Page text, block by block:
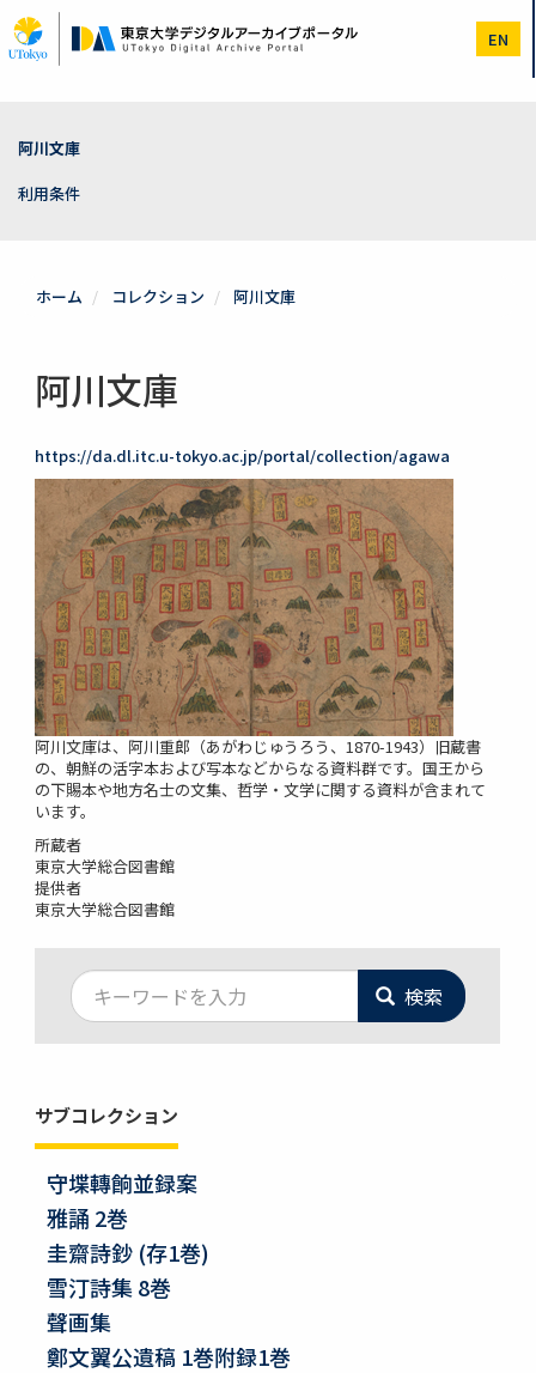
イ
ン
EN
阿川文庫
利用条件
ホーム コレクション 阿川文庫
阿川文庫
https://da.dl.itc.u-tokyo.ac.jp/portal/collection/agawa
阿川文庫は、阿川重郎（あがわじゅうろう、1870-1943）旧蔵書
の、朝鮮の活字本および写本などからなる資料群です。国王から
の下賜本や地方名士の文集、哲学・文学に関する資料が含まれて
います。
所蔵者
東京大学総合図書館
提供者
東京大学総合図書館
検索
サブコレクション
守堞轉餉並録案
雅誦 2巻
圭齋詩鈔 (存1巻)
雪汀詩集 8巻
聲画集
鄭文翼公遺稿 1巻附録1巻